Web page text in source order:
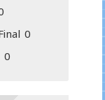
0
0